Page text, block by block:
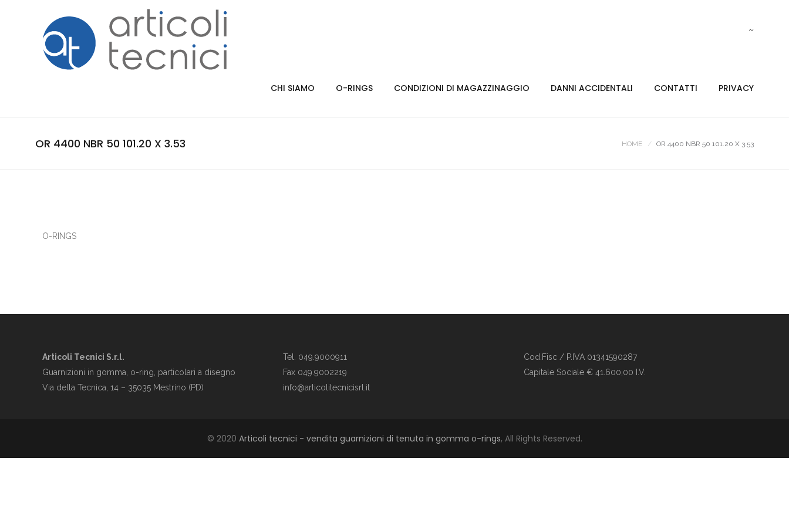
CHI SIAMO O-RINGS CONDIZIONI DI MAGAZZINAGGIO DANNI ACCIDENTALI CONTATTI PRIVACY
OR 4400 NBR 50 101.20 X 3.53 HOME OR 4400 NBR 50 101.20 X 3.53
O-RINGS
Articoli Tecnici S.r.l.
Guarnizioni in gomma, o-ring, particolari a disegno
Via della Tecnica, 14 – 35035 Mestrino (PD)
Tel. 049.9000911
Fax 049.9002219
info@articolitecnicisrl.it
Cod.Fisc / P.IVA 01341590287
Capitale Sociale € 41.600,00 I.V.
© 2020 Articoli tecnici - vendita guarnizioni di tenuta in gomma o-rings, All Rights Reserved.